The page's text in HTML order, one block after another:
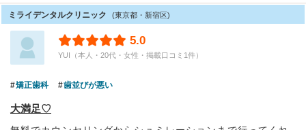
ミライデンタルクリニック (東京都・新宿区)
5.0
YUI（本人・20代・女性・掲載口コミ1件）
矯正歯科 歯並びが悪い
大満足♡